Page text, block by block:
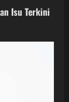
Isu Terkini